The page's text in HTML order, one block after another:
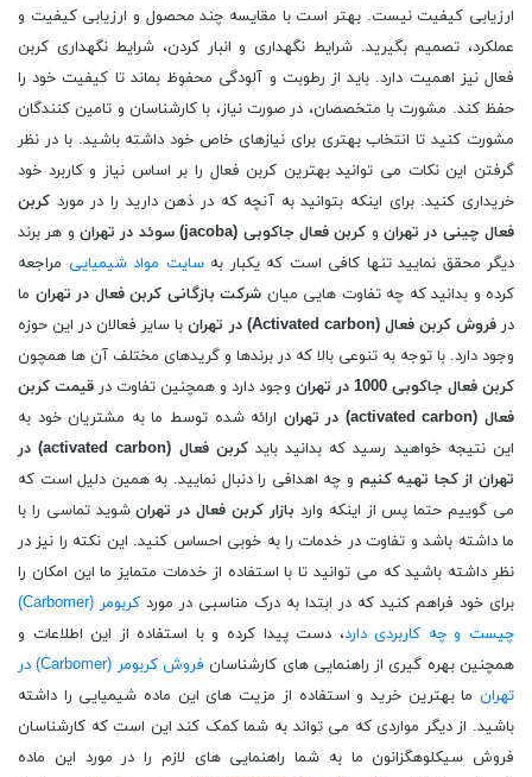
ارزیابی کیفیت نیست. بهتر است با مقایسه چند محصول و ارزیابی کیفیت و
عملکرد، تصمیم بگیرید. شرایط نگهداری و انبار کردن، شرایط نگهداری کربن
فعال نیز اهمیت دارد. باید از رطوبت و آلودگی محفوظ بماند تا کیفیت خود را
حفظ کند. مشورت با متخصصان، در صورت نیاز، با کارشناسان و تامین کنندگان
مشورت کنید تا انتخاب بهتری برای نیازهای خاص خود داشته باشید. با در نظر
گرفتن این نکات می توانید بهترین کربن فعال را بر اساس نیاز و کاربرد خود
خریداری کنید. برای اینکه بتوانید به آنچه که در ذهن دارید را در مورد کربن
فعال چینی در تهران و کربن فعال جاکوبی (jacoba) سوئد در تهرانو هر برند
دیگر محقق نمایید تنها کافی است که یکبار به سایت مواد شیمیایی مراجعه
کرده و بدانید که چه تفاوت هایی میان شرکت بازگانی کربن فعال در تهران ما
درفروشکربن فعال (Activated carbon) در تهرانبا سایر فعالان در این حوزه
وجود دارد. با توجه به تنوعی بالا که در برندها و گریدهای مختلف آن ها همچون
کربن فعال جاکوبی 1000 در تهران
وجود دارد و همچنین تفاوت در قیمت کربن
فعال (activated carbon) در تهران ارائه شده توسط ما به مشتریان خود به
این نتیجه خواهید رسید که بدانید بایدکربن فعال (activated carbon) در
تهران از کجا تهیه کنیم و چه اهدافی را دنبال نمایید. به همین دلیل است که
می گوییم حتما پس از اینکه وارد بازار کربن فعال در تهرانشوید تماسی را با
ما داشته باشد و تفاوت در خدمات را به خوبی احساس کنید. این نکته را نیز در
نظر داشته باشید که می توانید تا با استفاده از خدمات متمایز ما این امکان را
برای خود فراهم کنید که در ابتدا به درک مناسبی در مورد
کربومر (Carbomer)
چیست و چه کاربردی دارد، دست پیدا کرده و با استفاده از این اطلاعات و
همچنین بهره گیری از راهنمایی های کارشناسان
فروش کربومر (Carbomer) در
تهران ما بهترین خرید و استفاده از مزیت های این ماده شیمیایی را داشته
باشید. از دیگر مواردی که می تواند به شما کمک کند این است که کارشناسان
فروش سیکلوهگزانون ما به شما راهنمایی های لازم را در مورد این ماده